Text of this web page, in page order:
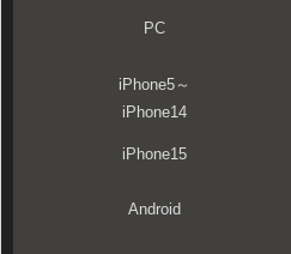
PC
iPhone5～
iPhone14
iPhone15
Android